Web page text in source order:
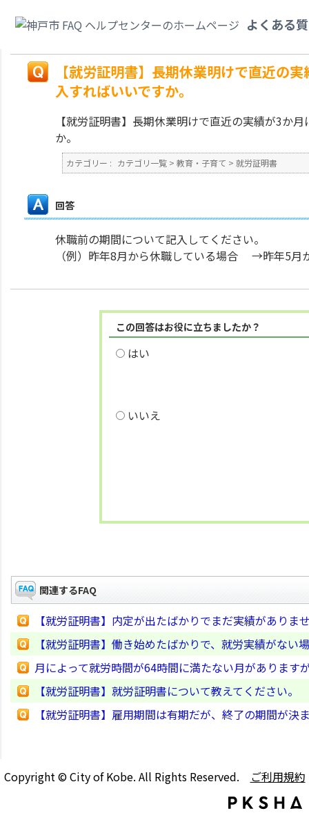
よくある
入すればいいですか。
【就労証明書】長期休業明けで直近の
入すればいいですか。
【就労証明書】長期休業明けで直近の実績が3か
か。
カテゴリー : カテゴリ一覧 > 教育・子育て > 就労証明書
回答
休職前の期間について記入してください。
（例）昨年8月から休職している場合 →昨年5月
この回答はお役に立ちましたか？
はい
いいえ
関連するFAQ
【就労証明書】内定が出たばかりでまだ実績があり
【就労証明書】働き始めたばかりで、就労実績がない
月によって就労時間が64時間に満たない月があります
【就労証明書】就労証明書について教えてください。
【就労証明書】雇用期間は有期だが、終了の期間が
Copyright © City of Kobe. All Rights Reserved. ご利用規約